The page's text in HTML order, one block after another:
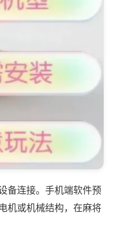
备连接。手机端软件预
机或机械结构，在麻将